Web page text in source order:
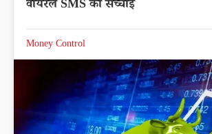
वायरल SMS की सच्चाई
Money Control